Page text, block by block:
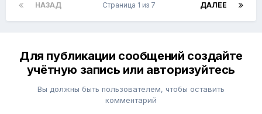
НАЗАД ДАЛЕЕ
Страница 1 из 7
Для публикации сообщений создайте
учётную запись или авторизуйтесь
Вы должны быть пользователем, чтобы оставить
комментарий